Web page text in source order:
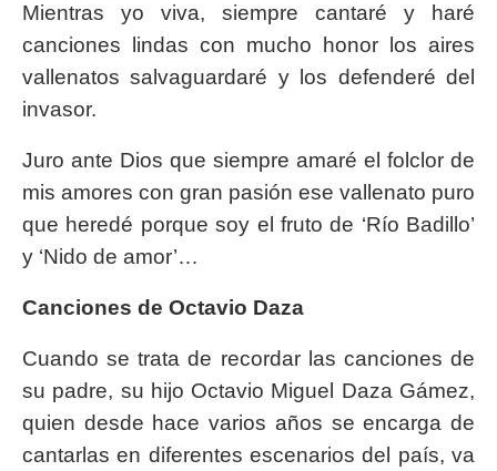
Mientras yo viva, siempre cantaré y haré
canciones lindas con mucho honor los aires
vallenatos salvaguardaré y los defenderé del
invasor.
Juro ante Dios que siempre amaré el folclor de
mis amores con gran pasión ese vallenato puro
que heredé porque soy el fruto de ‘Río Badillo’
y ‘Nido de amor’…
Canciones de Octavio Daza
Cuando se trata de recordar las canciones de
su padre, su hijo Octavio Miguel Daza Gámez,
quien desde hace varios años se encarga de
cantarlas en diferentes escenarios del país, va